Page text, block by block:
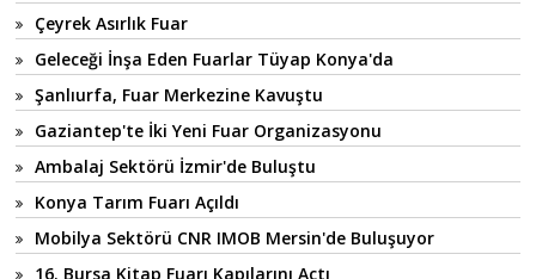
Çeyrek Asırlık Fuar
Geleceği İnşa Eden Fuarlar Tüyap Konya'da
Şanlıurfa, Fuar Merkezine Kavuştu
Gaziantep'te İki Yeni Fuar Organizasyonu
Ambalaj Sektörü İzmir'de Buluştu
Konya Tarım Fuarı Açıldı
Mobilya Sektörü CNR IMOB Mersin'de Buluşuyor
16. Bursa Kitap Fuarı Kapılarını Açtı